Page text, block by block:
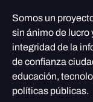
Somos un
sin ánimo de lucro
integridad de la
de confianza
educación,
políticas públicas.